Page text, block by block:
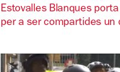
Estovalles Blanques
per a ser compartides un